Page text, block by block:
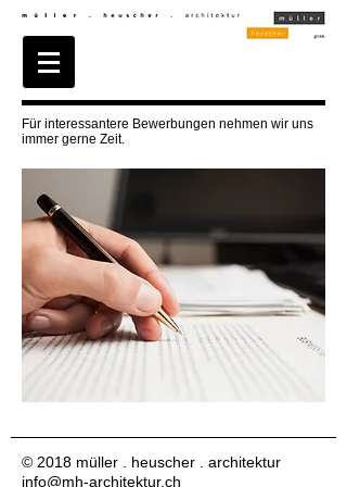
Für interessantere Bewerbungen nehmen wir uns
immer gerne Zeit.
© 2018 müller . heuscher . architektur
info@mh-architektur.ch